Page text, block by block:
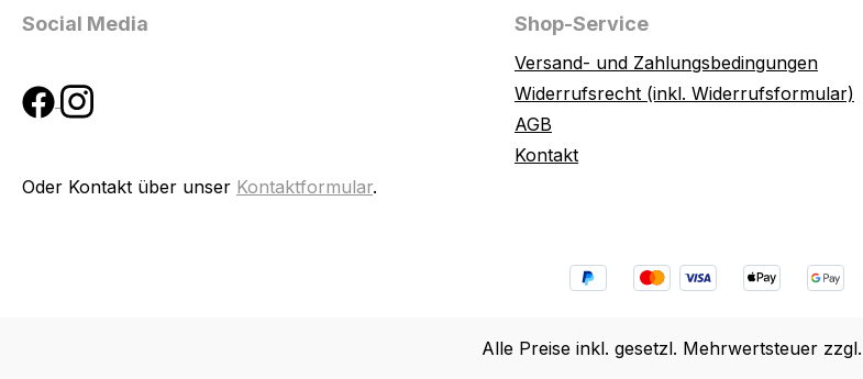
Social Media
Oder Kontakt über unser Kontaktformular.
Shop-Service
Versand- und Zahlungsbedingungen
Widerrufsrecht (inkl. Widerrufsformular)
AGB
Kontakt
Alle Preise inkl. gesetzl. Mehrwertsteuer zzgl.